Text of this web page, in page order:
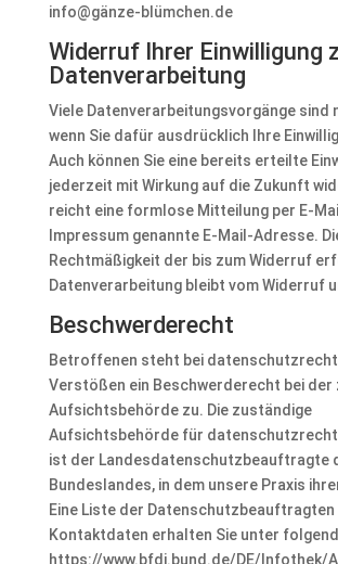
info@gänze-blümchen.de
Widerruf Ihrer Einwilligung
Datenverarbeitung
Viele Datenverarbeitungsvorgänge sind
wenn Sie dafür ausdrücklich Ihre
Auch können Sie eine bereits erteilte
jederzeit mit Wirkung auf die Zukunft
reicht eine formlose Mitteilung per E-
Impressum genannte E-Mail-Adresse.
Rechtmäßigkeit der bis zum Widerruf
Datenverarbeitung bleibt vom Widerruf
Beschwerderecht
Betroffenen steht bei
Verstößen ein Beschwerderecht bei der
Aufsichtsbehörde zu. Die zuständige
Aufsichtsbehörde für
ist der Landesdatenschutzbeauftragte
Bundeslandes, in dem unsere Praxis
Eine Liste der Datenschutzbeauftragten
Kontaktdaten erhalten Sie unter
https://www.bfdi.bund.de/DE/Infothek/